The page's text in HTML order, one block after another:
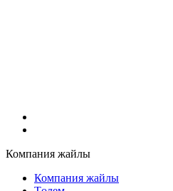
Компания жайлы
Компания жайлы